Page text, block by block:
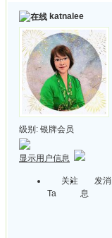
katnalee
级别: 银牌会员
显示用户信息
关注
Ta
发消
息